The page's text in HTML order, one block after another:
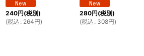
240円(税別)
(税込 : 264円)
280円(税別)
(税込 : 308円)